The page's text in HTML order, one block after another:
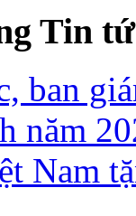
Tin
ban
năm
Nam